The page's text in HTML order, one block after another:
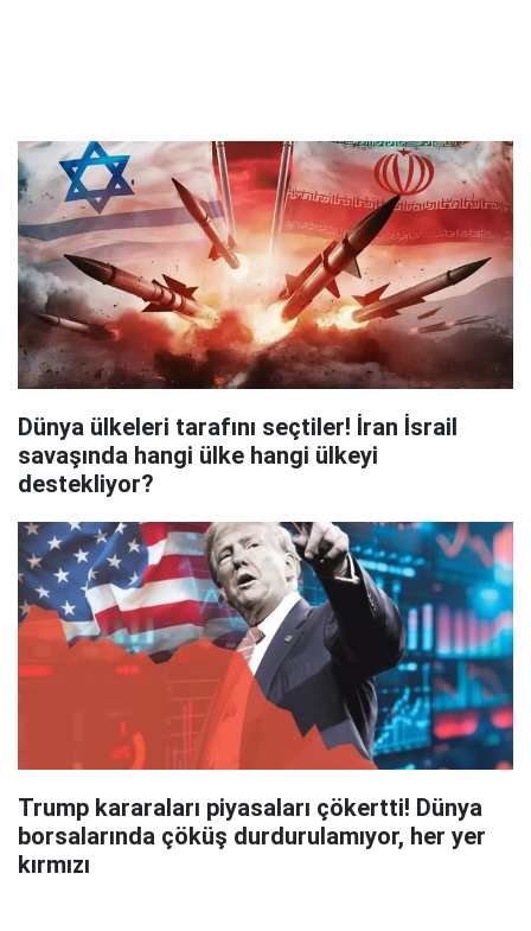
Dünya ülkeleri tarafını seçtiler! İran İsrail
savaşında hangi ülke hangi ülkeyi
destekliyor?
Trump kararaları piyasaları çökertti! Dünya
borsalarında çöküş durdurulamıyor, her yer
kırmızı